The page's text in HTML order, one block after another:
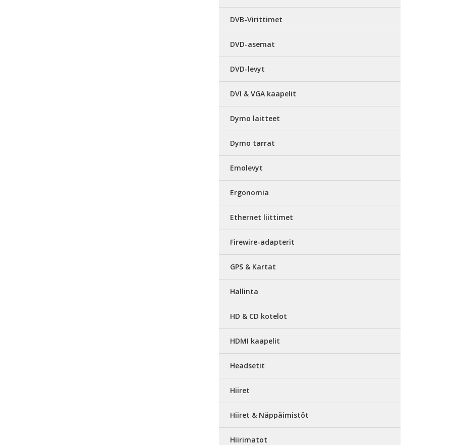
DVB-Virittimet
DVD-asemat
DVD-levyt
DVI & VGA kaapelit
Dymo laitteet
Dymo tarrat
Emolevyt
Ergonomia
Ethernet liittimet
Firewire-adapterit
GPS & Kartat
Hallinta
HD & CD kotelot
HDMI kaapelit
Headsetit
Hiiret
Hiiret & Näppäimistöt
Hiirimatot